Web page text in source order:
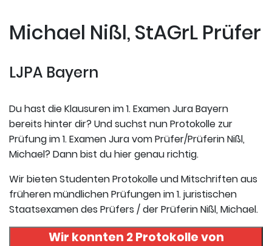
Michael Nißl, StAGrL Prüfer
LJPA Bayern
Du hast die Klausuren im 1. Examen Jura Bayern
bereits hinter dir? Und suchst nun Protokolle zur
Prüfung im 1. Examen Jura vom Prüfer/Prüferin Nißl,
Michael? Dann bist du hier genau richtig.
Wir bieten Studenten Protokolle und Mitschriften aus
früheren mündlichen Prüfungen im 1. juristischen
Staatsexamen des Prüfers / der Prüferin Nißl, Michael.
Wir konnten 2 Protokolle von